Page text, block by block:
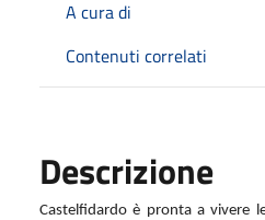
A cura di
Contenuti correlati
Descrizione
Castelfidardo è pronta a vivere